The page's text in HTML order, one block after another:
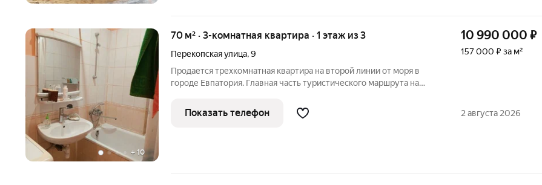
+ 10
70 м² · 3-комнатная квартира · 1 этаж из 3
Перекопская улица,9
Продается трехкомнатная квартира на второй линии от моря в
городе Евпатория. Главная часть туристического маршрута на
Проходят маршрутные такси. Квартира в доме сталинских времен.
10 990 000 ₽
157 000 ₽ за м²
Показать телефон 2 августа 2026